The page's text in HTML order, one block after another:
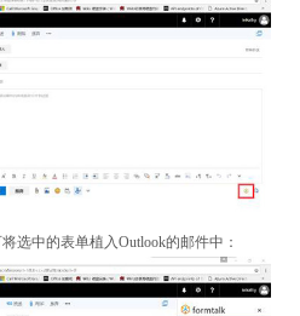
选中的表单植入Outlook的邮件中：